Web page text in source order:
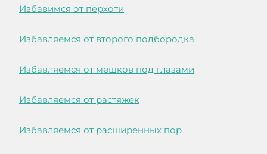
Избавимся от перхоти
Избавляемся от второго подбородка
Избавляемся от мешков под глазами
Избавляемся от растяжек
Избавляемся от расширенных пор